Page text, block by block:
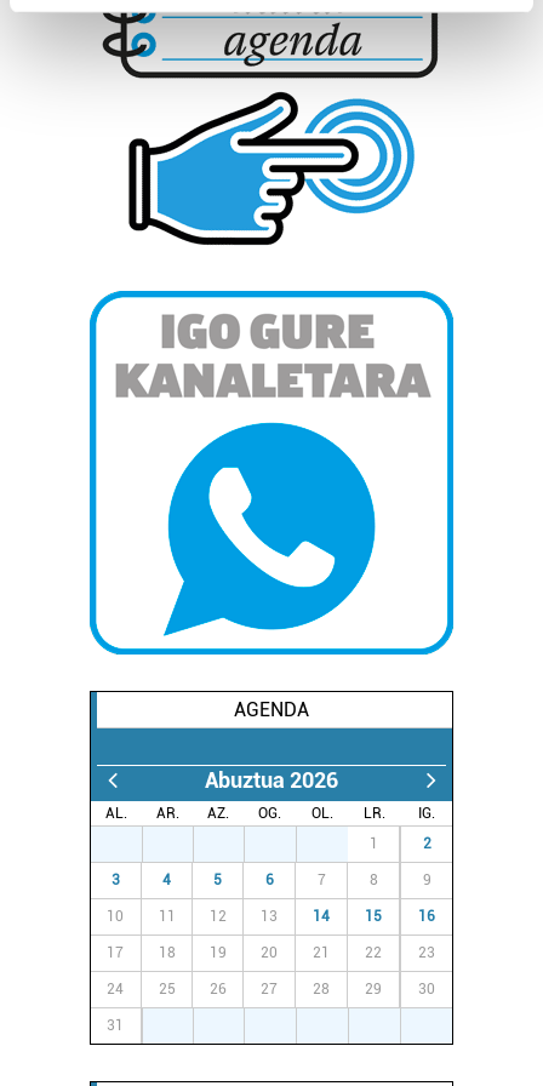
Find out more about how your personal data is processed
and set your preferences in thedetails section
Guk eta gure bazkideek zure datu pertsonalak
prozesatzen ditugu, zure IP zenbakia, besteak beste,
teknologia erabiliz, cookieak adibidez, iragarki eta eduki
pertsonalizatuak eskaintzeko, iragarkiak eta edukia
neurtzeko, jendeari buruzko informazioa biltzeko eta
erabiltzen dituen hauta dezakezu.
Bazkide batzuek ez dizute baimenik eskatzen, eta beren
interes komertzial legitimoetan babesten dira. Ikusi gure
bazkideen zerrenda, beren ustez zein helburutarako
duten interes legitimoa eta horren aurka nola egin
dezakezun ikusteko.
Lortu zure datu pertsonalak prozesatzeko moduari
buruzko informazio gehiago eta ezarri zure lehentasunak
datuen atalean. Edozein unetan alda edo ken dezakezu
zure baimena Cookieen adierazpenean.
fitxategiak erabiltzen ditu. Zure esperientzia eta
zerbitzuak hobetzeko asmoz, cookie teknologiaz
erabiltzeko baimen esplizitua ematen diguzu.
Gehiago
AGENDA
Abuztua 2026
AL. AR. AZ. OG. OL. LR.
IG.
1 2
3 4 5 6 7 8 9
10 11 12 13 14 15 16
17 18 19 20 21 22 23
24 25 26 27 28 29 30
31